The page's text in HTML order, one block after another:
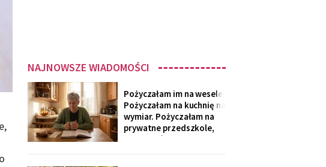
NAJNOWSZE WIADOMOŚCI
Pożyczałam im na wesele.
Pożyczałam na kuchnię na
wymiar. Pożyczałam na
prywatne przedszkole,
„bo Kubuś jest wrażliwy".